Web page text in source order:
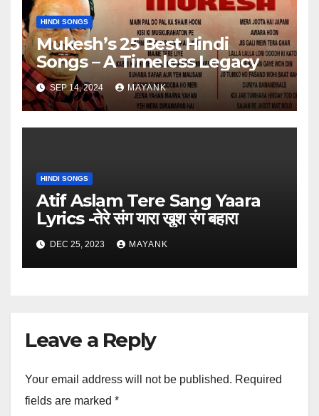
HINDI SONGS
Mukesh’s 25 Best Hindi
Songs – A Timeless Legacy
SEP 14, 2024 MAYANK
HINDI SONGS
Atif Aslam Tere Sang Yaara
Lyrics -तेरे संग यारा खुश रंग बहारा
DEC 25, 2023 MAYANK
Leave a Reply
Your email address will not be published. Required
fields are marked *